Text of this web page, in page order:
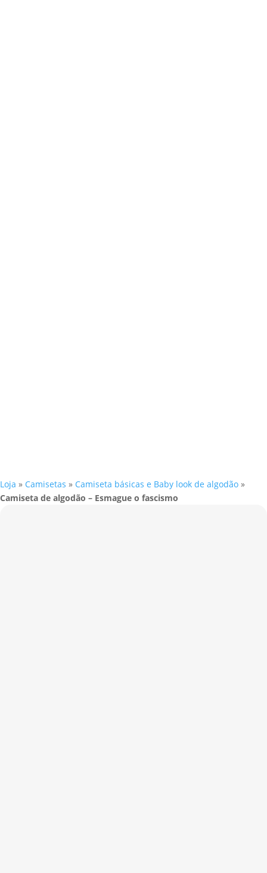
Loja » Camisetas » Camiseta básicas e Baby look de algodão »
Camiseta de algodão – Esmague o fascismo